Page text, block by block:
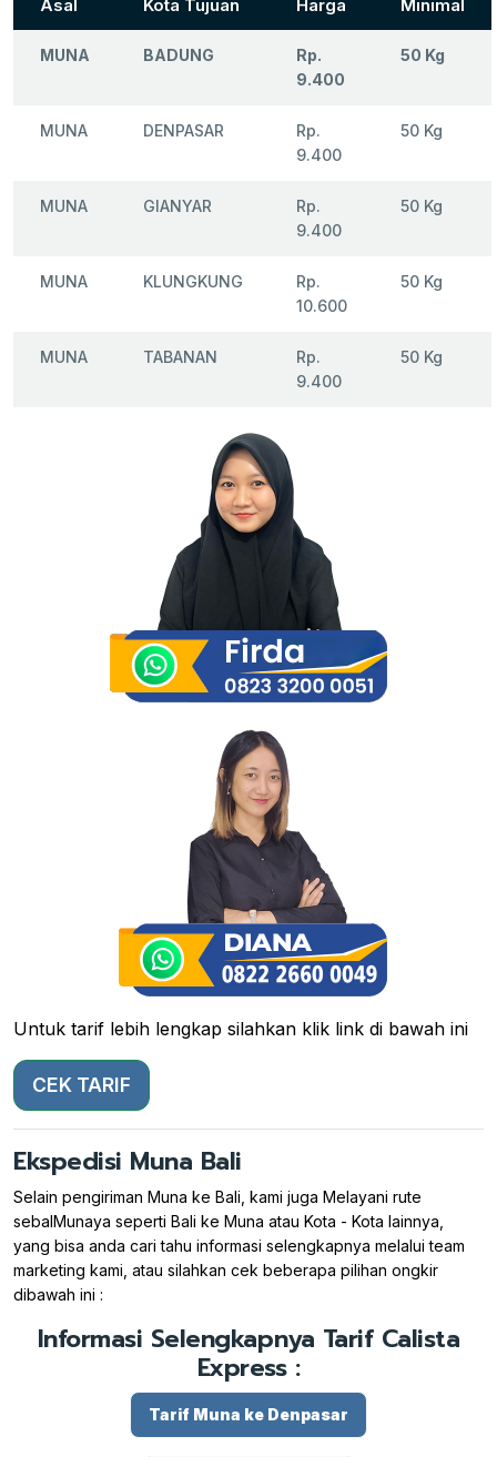
Asal
Kota Tujuan Harga Minimal
MUNA BADUNG
Rp.
9.400
50 Kg
MUNA DENPASAR
Rp.
9.400
50 Kg
MUNA GIANYAR
Rp.
9.400
50 Kg
MUNA KLUNGKUNG
Rp.
10.600
50 Kg
MUNA TABANAN
Rp.
9.400
50 Kg
Untuk tarif lebih lengkap silahkan klik link di bawah ini
CEK TARIF
Ekspedisi Muna Bali
Selain pengiriman Muna ke Bali, kami juga Melayani rute
sebalMunaya seperti Bali ke Muna atau Kota - Kota lainnya,
yang bisa anda cari tahu informasi selengkapnya melalui team
marketing kami, atau silahkan cek beberapa pilihan ongkir
dibawah ini :
Informasi Selengkapnya Tarif Calista
Express :
Tarif Muna ke Denpasar